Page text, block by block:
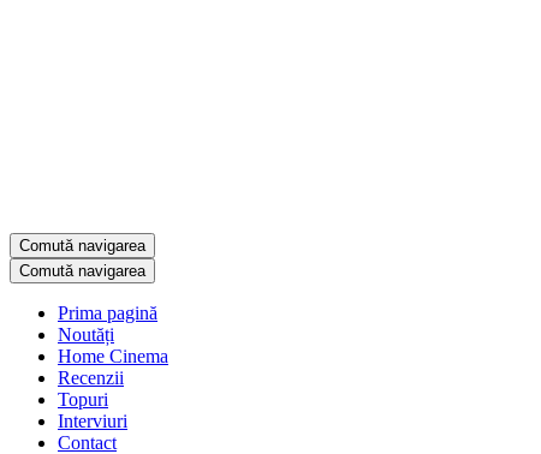
Comută navigarea
Comută navigarea
Prima pagină
Noutăți
Home Cinema
Recenzii
Topuri
Interviuri
Contact